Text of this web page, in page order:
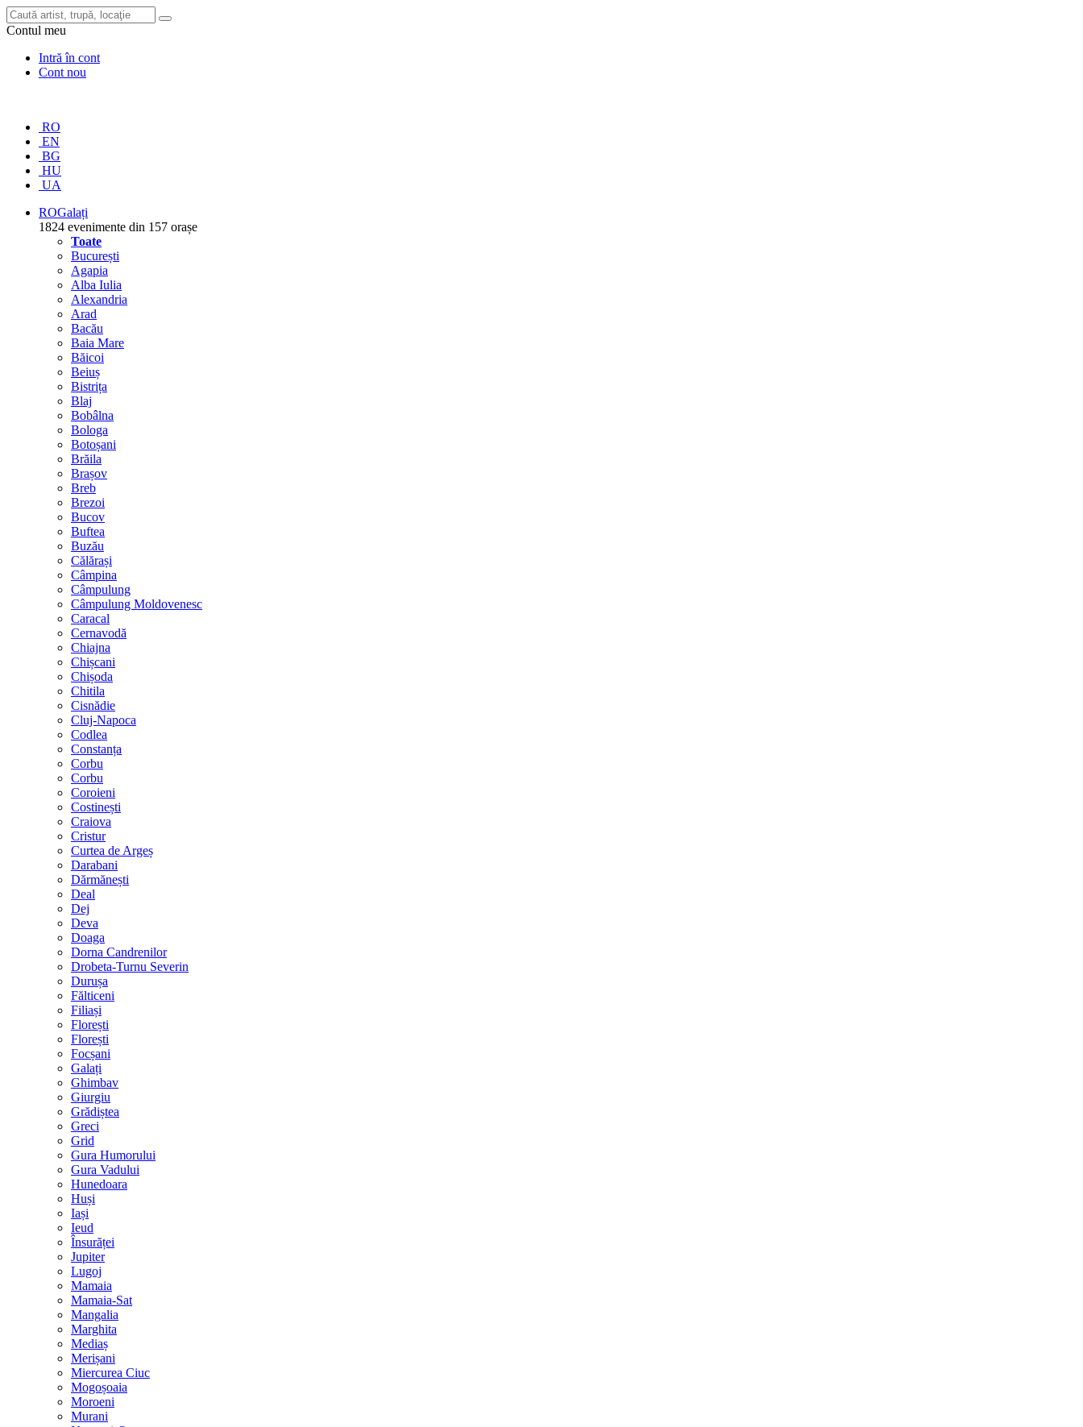
Contul meu
Intră în cont
Cont nou
RO
EN
BG
HU
UA
ROGalați
1824 evenimente din 157 orașe
Toate
București
Agapia
Alba Iulia
Alexandria
Arad
Bacău
Baia Mare
Băicoi
Beiuș
Bistrița
Blaj
Bobâlna
Bologa
Botoșani
Brăila
Brașov
Breb
Brezoi
Bucov
Buftea
Buzău
Călărași
Câmpina
Câmpulung
Câmpulung Moldovenesc
Caracal
Cernavodă
Chiajna
Chișcani
Chișoda
Chitila
Cisnădie
Cluj-Napoca
Codlea
Constanța
Corbu
Corbu
Coroieni
Costinești
Craiova
Cristur
Curtea de Argeș
Darabani
Dărmănești
Deal
Dej
Deva
Doaga
Dorna Candrenilor
Drobeta-Turnu Severin
Durușa
Fălticeni
Filiași
Florești
Florești
Focșani
Galați
Ghimbav
Giurgiu
Grădiștea
Greci
Grid
Gura Humorului
Gura Vadului
Hunedoara
Huși
Iași
Ieud
Însurăței
Jupiter
Lugoj
Mamaia
Mamaia-Sat
Mangalia
Marghita
Mediaș
Merișani
Miercurea Ciuc
Mogoșoaia
Moroeni
Murani